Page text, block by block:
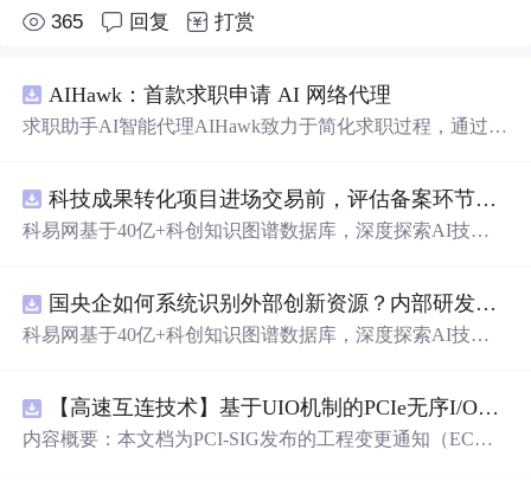
365 回复 打赏
AIHawk：首款求职申请 AI 网络代理
求职助手AI智能代理AIHawk致力于简化求职过程，通过自
科技成果转化项目进场交易前，评估备案环节需要准备哪些材料？.docx
科易网基于40亿+科创知识图谱数据库，深度探索AI技术
新领域的AI+数智化解决方案，推动科技创新与产业创新
智能化发展。
国央企如何系统识别外部创新资源？内部研发体系完善，但对外部高校、中小科技企业技术能力缺乏动态认知。.docx
科易网基于40亿+科创知识图谱数据库，深度探索AI技术
新领域的AI+数智化解决方案，推动科技创新与产业创新
智能化发展。
【高速互连技术】基于UIO机制的PCIe无序I/O扩展：多路径架构下内存请求的高性能传输与排序控制方案设计
内容概要：本文档为PCI-SIG发布的工程变更通知（EC